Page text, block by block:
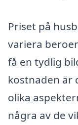
Priset på
variera
få en tydlig
kostnaden är
olika
några av de